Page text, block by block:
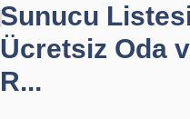
Sunucu
Ücretsiz Oda
R...